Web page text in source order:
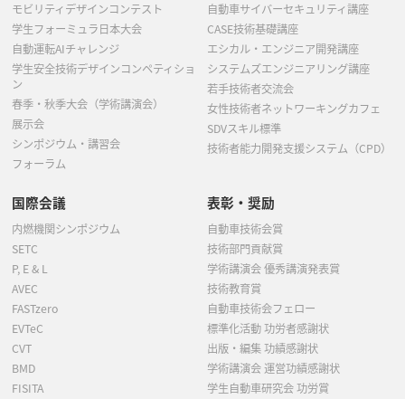
モビリティデザインコンテスト
学生フォーミュラ日本大会
自動運転AIチャレンジ
学生安全技術デザインコンペティショ
ン
春季・秋季大会（学術講演会）
展示会
シンポジウム・講習会
フォーラム
自動車サイバーセキュリティ講座
CASE技術基礎講座
エシカル・エンジニア開発講座
システムズエンジニアリング講座
若手技術者交流会
女性技術者ネットワーキングカフェ
SDVスキル標準
技術者能力開発支援システム（CPD）
国際会議
内燃機関シンポジウム
SETC
P, E & L
AVEC
FASTzero
EVTeC
CVT
BMD
FISITA
表彰・奨励
自動車技術会賞
技術部門貢献賞
学術講演会 優秀講演発表賞
技術教育賞
自動車技術会フェロー
標準化活動 功労者感謝状
出版・編集 功績感謝状
学術講演会 運営功績感謝状
学生自動車研究会 功労賞